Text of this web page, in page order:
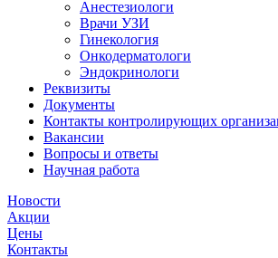
Анестезиологи
Врачи УЗИ
Гинекология
Онкодерматологи
Эндокринологи
Реквизиты
Документы
Контакты контролирующих
Вакансии
Вопросы и ответы
Научная работа
Новости
Акции
Цены
Контакты